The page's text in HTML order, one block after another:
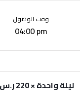
وقت الوصول
04:00 pm
ليلة واحدة× 220 ر.س